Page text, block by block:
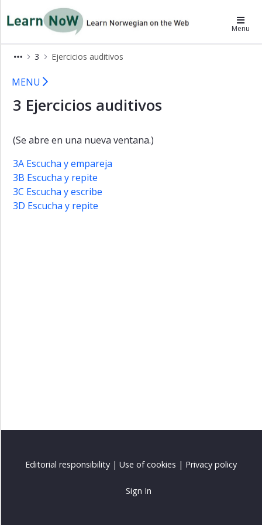
LearnNoW-es Menu
3 Ejercicios auditivos
3 Ejercicios auditivos LearnNoW
×
Alex
Cecilie
Dina
Pronunciación
Ejercicios
auditivos
Ejercicios
Vocabulario
MENU
3 Ejercicios auditivos
(Se abre en una nueva ventana.)
3A Escucha y empareja
3B Escucha y repite
3C Escucha y escribe
3D Escucha y repite
Editorial responsibility | Use of cookies | Privacy policy
Sign In